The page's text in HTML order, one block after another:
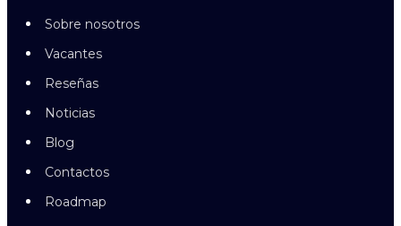
Sobre nosotros
Vacantes
Reseñas
Noticias
Blog
Contactos
Roadmap